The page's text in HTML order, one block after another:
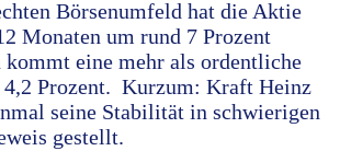
Börsenumfeld hat die Aktie
Monaten um rund 7 Prozent
kommt eine mehr als ordentliche
Prozent. Kurzum: Kraft Heinz
seine Stabilität in schwierigen
gestellt.